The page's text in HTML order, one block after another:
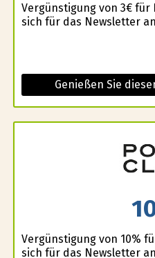
Vergünstigung von 3€ für
sich für das Newsletter
Genießen Sie
Vergünstigung von 10%
sich für das Newsletter